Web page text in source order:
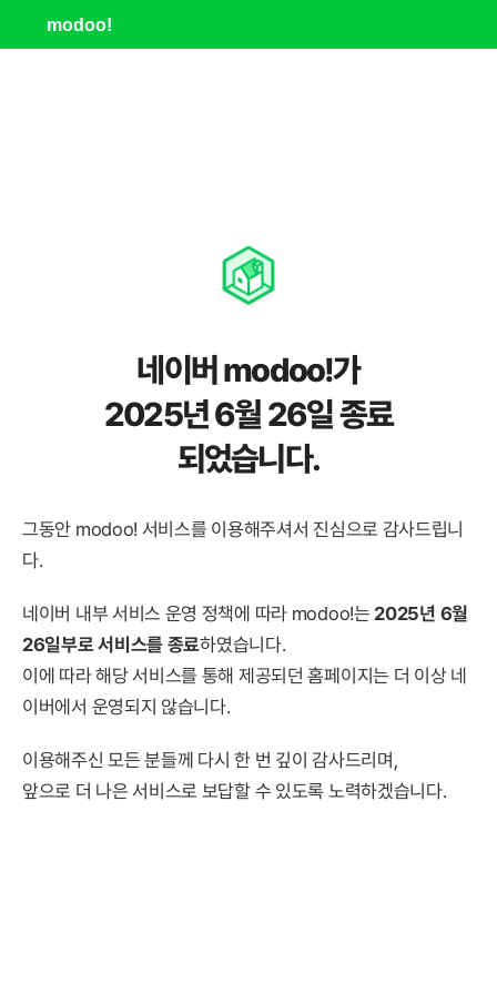
modoo!
네이버 modoo!가
2025년 6월 26일 종료
되었습니다.
그동안 modoo! 서비스를 이용해주셔서 진심으로 감사드립니
다.
네이버 내부 서비스 운영 정책에 따라 modoo!는 2025년 6월
26일부로 서비스를 종료하였습니다.
이에 따라 해당 서비스를 통해 제공되던 홈페이지는 더 이상 네
이버에서 운영되지 않습니다.
이용해주신 모든 분들께 다시 한 번 깊이 감사드리며,
앞으로 더 나은 서비스로 보답할 수 있도록 노력하겠습니다.